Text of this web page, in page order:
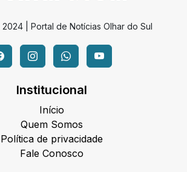
| Portal de Notícias Olhar do Sul
Institucional
Início
Quem Somos
Política de privacidade
Fale Conosco